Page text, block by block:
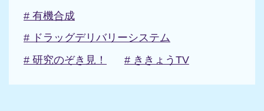
# 有機合成
# ドラッグデリバリーシステム
# 研究のぞき見！
# ききょうTV